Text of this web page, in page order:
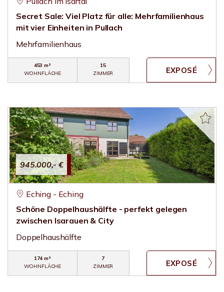
Secret Sale: Viel Platz für alle: Mehrfamilienhaus
mit vier Einheiten in Pullach
Mehrfamilienhaus
453 m²
WOHNFLÄCHE
15
ZIMMER
945.000,- €
Eching - Eching
Schöne Doppelhaushälfte - perfekt gelegen
zwischen Isarauen & City
Doppelhaushälfte
174 m²
WOHNFLÄCHE
7
ZIMMER